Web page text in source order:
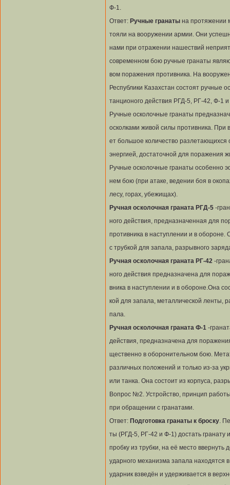
Ф-1.
Ответ: Ручные гранаты на протяжении
тояли на вооружении армии. Они
нами при отражении нашествий
современном бою ручные гранаты
вом поражения противника. На
Республики Казахстан состоят ручные
танционого действия РГД-5, РГ-42, Ф-1
Ручные осколочные гранаты
осколками живой силы противника. При
ет большое количество разлетающихся
энергией, достаточной для поражения
Ручные осколочные гранаты особенно
нем бою (при атаке, ведении боя в
лесу, горах, убежищах).
Ручная осколочная граната РГД-5 -
ного действия, предназначенная для
противника в наступлении и в обороне.
с трубкой для запала, разрывного
Ручная осколочная граната РГ-42 -
ного действия предназначена для
вника в наступлении и в обороне.Она
кой для запала, металлической ленты,
пала.
Ручная осколочная граната Ф-1 -
действия, предназначена для
щественно в оборонительном бою.
различных положений и только из-за
или танка. Она состоит из корпуса,
Вопрос №2. Устройство, принцип
при обращении с гранатами.
Ответ: Подготовка гранаты к броску.
ты (РГД-5, РГ-42 и Ф-1) достать гранату
пробку из трубки, на её место ввернуть
ударного механизма запала
ударник взведён и удерживается в